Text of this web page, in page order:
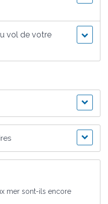
vol de votre
mer sont-ils encore